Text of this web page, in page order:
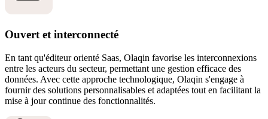
Ouvert et interconnecté
En tant qu'éditeur orienté Saas, Olaqin favorise les interconnexions
entre les acteurs du secteur, permettant une gestion efficace des
données. Avec cette approche technologique, Olaqin s'engage à
fournir des solutions personnalisables et adaptées tout en facilitant la
mise à jour continue des fonctionnalités.